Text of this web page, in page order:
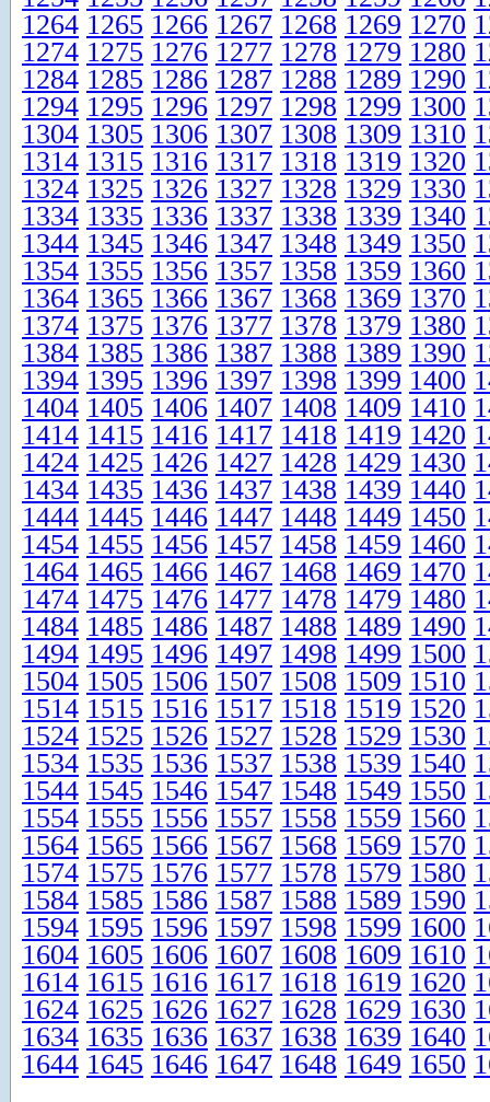
1264 1265 1266 1267 1268 1269 1270
1274 1275 1276 1277 1278 1279 1280
1284 1285 1286 1287 1288 1289 1290
1294 1295 1296 1297 1298 1299 1300
1304 1305 1306 1307 1308 1309 1310
1314 1315 1316 1317 1318 1319 1320
1324 1325 1326 1327 1328 1329 1330
1334 1335 1336 1337 1338 1339 1340
1344 1345 1346 1347 1348 1349 1350
1354 1355 1356 1357 1358 1359 1360
1364 1365 1366 1367 1368 1369 1370
1374 1375 1376 1377 1378 1379 1380
1384 1385 1386 1387 1388 1389 1390
1394 1395 1396 1397 1398 1399 1400
1404 1405 1406 1407 1408 1409 1410
1414 1415 1416 1417 1418 1419 1420
1424 1425 1426 1427 1428 1429 1430
1434 1435 1436 1437 1438 1439 1440
1444 1445 1446 1447 1448 1449 1450
1454 1455 1456 1457 1458 1459 1460
1464 1465 1466 1467 1468 1469 1470
1474 1475 1476 1477 1478 1479 1480
1484 1485 1486 1487 1488 1489 1490
1494 1495 1496 1497 1498 1499 1500
1504 1505 1506 1507 1508 1509 1510
1514 1515 1516 1517 1518 1519 1520
1524 1525 1526 1527 1528 1529 1530
1534 1535 1536 1537 1538 1539 1540
1544 1545 1546 1547 1548 1549 1550
1554 1555 1556 1557 1558 1559 1560
1564 1565 1566 1567 1568 1569 1570
1574 1575 1576 1577 1578 1579 1580
1584 1585 1586 1587 1588 1589 1590
1594 1595 1596 1597 1598 1599 1600
1604 1605 1606 1607 1608 1609 1610
1614 1615 1616 1617 1618 1619 1620
1624 1625 1626 1627 1628 1629 1630
1634 1635 1636 1637 1638 1639 1640
1644 1645 1646 1647 1648 1649 1650